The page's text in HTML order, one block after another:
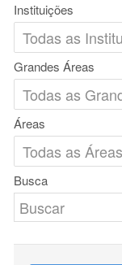
Instituições
Grandes Áreas
Áreas
Busca